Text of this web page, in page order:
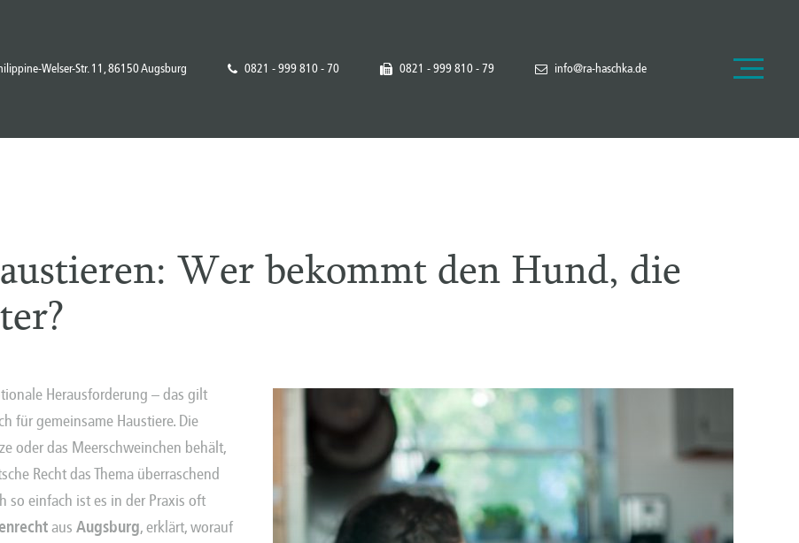
Welser-Str. 11, 86150 Augsburg 0821 - 999 810 - 70 0821 - 999 810 - 79 info@ra-haschka.de
Wer bekommt den Hund, die
Herausforderung – das gilt
für gemeinsame Haustiere. Die
oder das Meerschweinchen behält,
Recht das Thema überraschend
so einfach ist es in der Praxis oft
aus Augsburg, erklärt, worauf